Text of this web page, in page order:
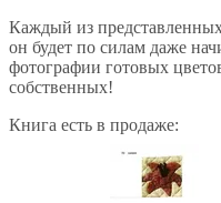
Каждый из
он будет по силам даже
фотографии готовых
собственных!
Книга есть в продаже: